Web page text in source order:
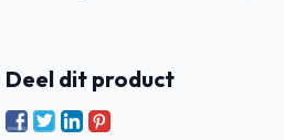
Deel dit product